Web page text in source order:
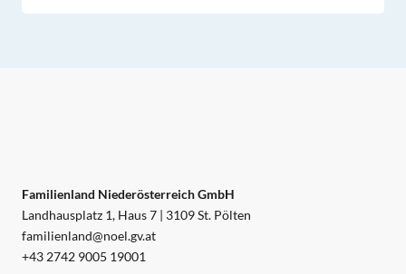
Familienland Niederösterreich GmbH
Landhausplatz 1, Haus 7 | 3109 St. Pölten
familienland@noel.gv.at
+43 2742 9005 19001